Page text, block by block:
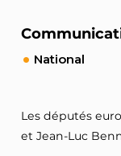
National
Les députés
et Jean-Luc